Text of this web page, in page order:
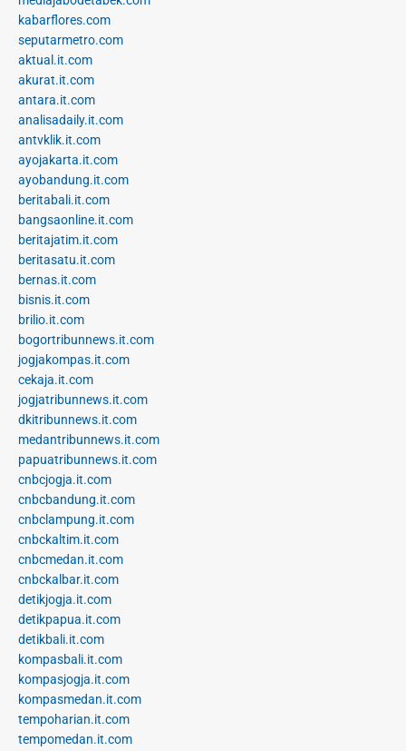
kabarflores.com
seputarmetro.com
aktual.it.com
akurat.it.com
antara.it.com
analisadaily.it.com
antvklik.it.com
ayojakarta.it.com
ayobandung.it.com
beritabali.it.com
bangsaonline.it.com
beritajatim.it.com
beritasatu.it.com
bernas.it.com
bisnis.it.com
brilio.it.com
bogortribunnews.it.com
jogjakompas.it.com
cekaja.it.com
jogjatribunnews.it.com
dkitribunnews.it.com
medantribunnews.it.com
papuatribunnews.it.com
cnbcjogja.it.com
cnbcbandung.it.com
cnbclampung.it.com
cnbckaltim.it.com
cnbcmedan.it.com
cnbckalbar.it.com
detikjogja.it.com
detikpapua.it.com
detikbali.it.com
kompasbali.it.com
kompasjogja.it.com
kompasmedan.it.com
tempoharian.it.com
tempomedan.it.com